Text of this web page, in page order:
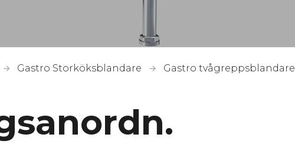
Gastro Storköksblandare Gastro tvågreppsblandare